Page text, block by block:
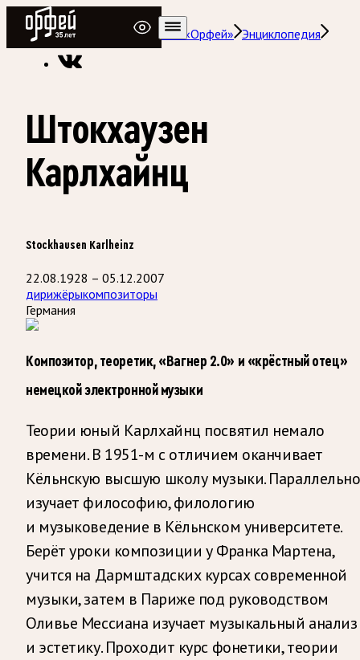
Радио Орфей
Радио классической музыки «Орфей» Энциклопедия
Штокхаузен
Карлхайнц
Stockhausen Karlheinz
22.08.1928 – 05.12.2007
дирижёрыкомпозиторы
Германия
Композитор, теоретик, «Вагнер 2.0» и «крёстный отец»
немецкой электронной музыки
Теории юный Карлхайнц посвятил немало
времени. В 1951-м с отличием оканчивает
Кёльнскую высшую школу музыки. Параллельно
изучает философию, филологию
и музыковедение в Кёльнском университете.
Берёт уроки композиции у Франка Мартена,
учится на Дармштадских курсах современной
музыки, затем в Париже под руководством
Оливье Мессиана изучает музыкальный анализ
и эстетику. Проходит курс фонетики, теории